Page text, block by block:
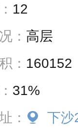
12
： 高层
： 160152
31%
：
下沙2